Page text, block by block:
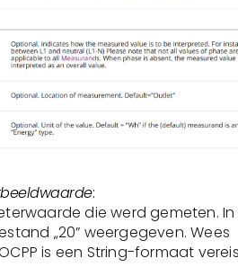
:
die werd gemeten.
„20” weergegeven. Wees
is een String-formaat